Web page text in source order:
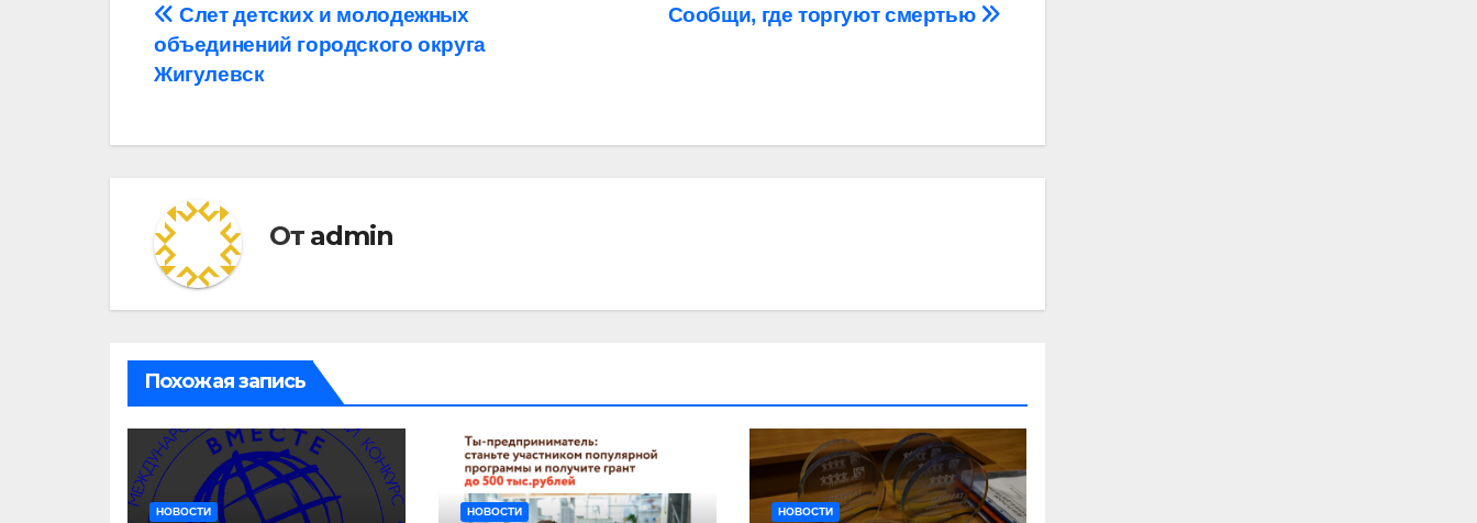
Навигация
по
Сообщи, где торгуют смертью
Слет детских и молодежных
объединений городского округа
Жигулевск
От admin
Похожая запись
НОВОСТИ НОВОСТИ НОВОСТИ